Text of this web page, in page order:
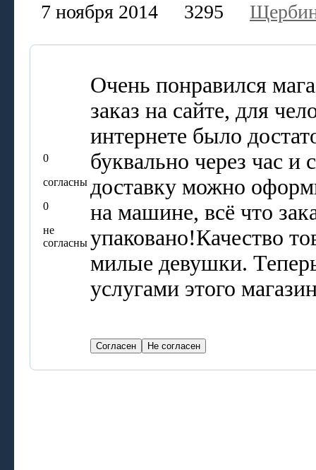
7 ноября 2014 3295
0
согласны
0
не
согласны
Очень понравился
заказ на сайте, для
интернете было
буквально через час и
доставку можно
на машине, всё что
упаковано!Качество
милые девушки. Теперь
услугами этого